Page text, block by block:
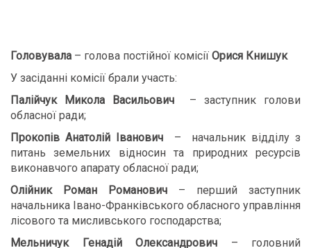
Головувала – голова постійної комісії Орися Книшук
У засіданні комісії брали участь:
Палійчук Микола Васильович
– заступник голови
обласної ради;
Прокопів Анатолій Іванович
– начальник відділу з
питань земельних відносин та природних ресурсів
виконавчого апарату обласної ради;
Олійник Роман Романович – перший заступник
начальника Івано-Франківського обласного управління
лісового та мисливського господарства;
Мельничук Генадій Олександрович – головний